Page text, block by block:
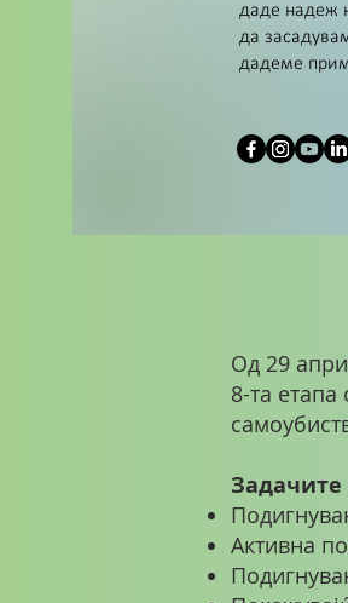
даде надеж
да
дадеме
Од 29
8-та
Задачите
Активна